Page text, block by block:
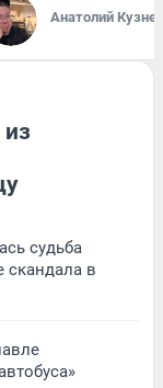
Анатолий
судьба
скандала в